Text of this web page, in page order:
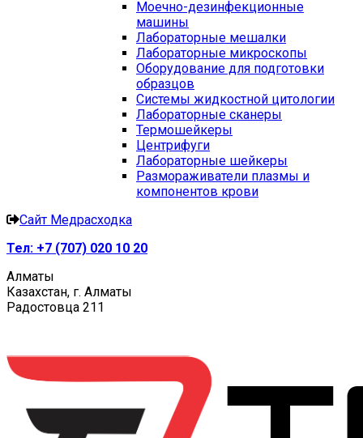
Моечно-дезинфекционные
машины
Лабораторные мешалки
Лабораторные микроскопы
Оборудование для подготовки
образцов
Системы жидкостной цитологии
Лабораторные сканеры
Термошейкеры
Центрифуги
Лабораторные шейкеры
Размораживатели плазмы и
компонентов крови
Сайт Медрасходка
Тел: +7 (707) 020 10 20
Алматы
Казахстан, г. Алматы
Радостовца 211